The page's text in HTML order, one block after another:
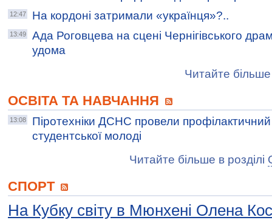
12:47 На кордоні затримали «українця»?..
13:49
Ада Роговцева на сцені Чернігівського
удома
Читайте більше
ОСВІТА ТА НАВЧАННЯ
13:08
Піротехніки ДСНС провели профілактичний
студентської молоді
Читайте більше в розділі
СПОРТ
На Кубку світу в Мюнхені Олена